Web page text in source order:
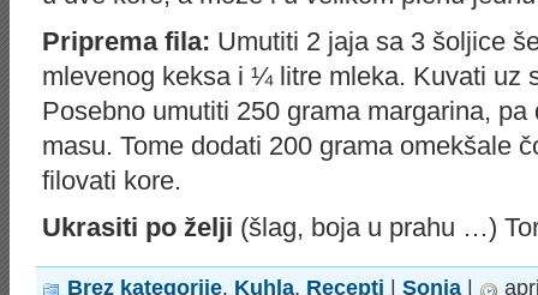
Priprema fila: Umutiti 2 jaja sa 3 šoljice
mlevenog keksa i ¼ litre mleka. Kuvati uz
Posebno umutiti 250 grama margarina,
masu. Tome dodati 200 grama omekšale
filovati kore.
Ukrasiti po želji (šlag, boja u prahu …)
Brez kategorije, Kuhla, Recepti Sonja